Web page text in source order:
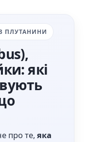
ПЛУТАНИНИ
які
про те, яка